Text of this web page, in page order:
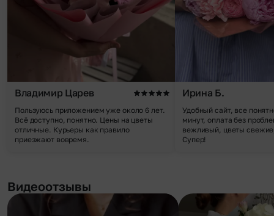
Владимир Царев
Пользуюсь приложением уже около 6 лет.
Всё доступно, понятно. Цены на цветы
отличные. Курьеры как правило
приезжают вовремя.
Ирина Б.
Удобный сайт, все
минут, оплата без
вежливый, цветы
Супер!
Видеоотзывы